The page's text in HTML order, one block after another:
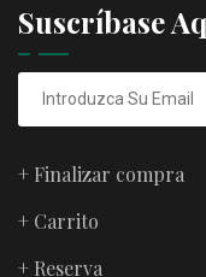
Suscríbase
+ Finalizar compra
+ Carrito
+ Reserva